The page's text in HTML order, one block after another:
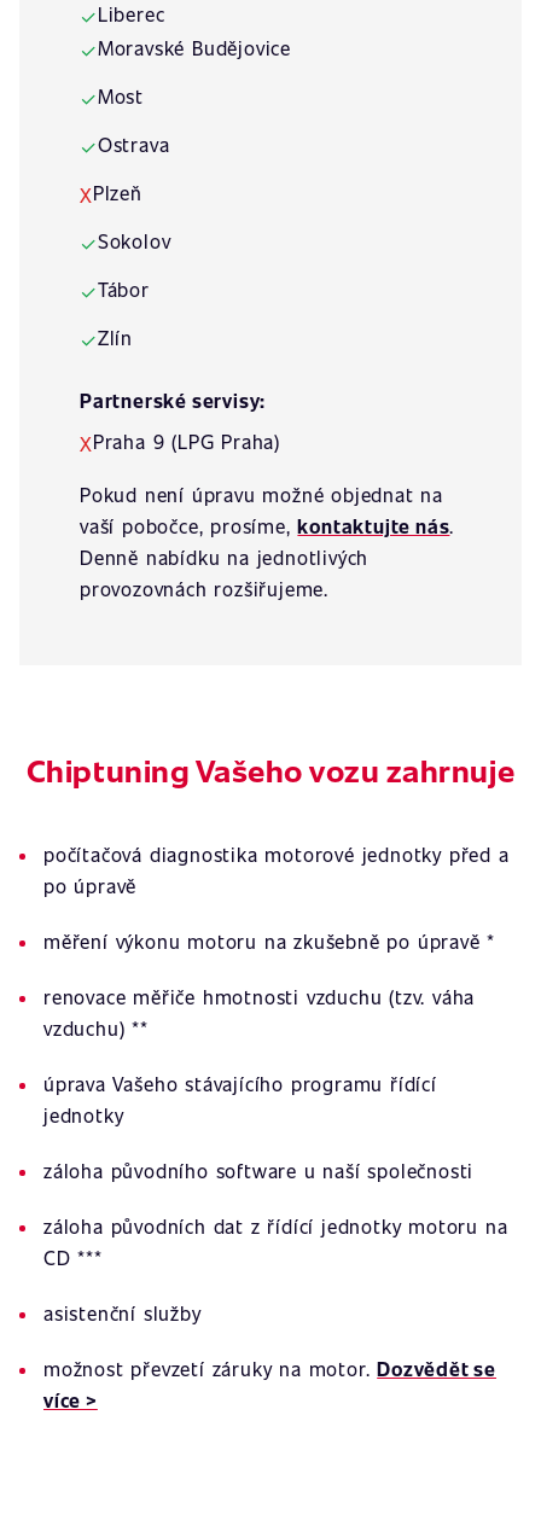
✓Liberec
✓Moravské Budějovice
✓Most
✓Ostrava
XPlzeň
✓Sokolov
✓Tábor
✓Zlín
Partnerské servisy:
XPraha 9 (LPG Praha)
Pokud není úpravu možné objednat na
vaší pobočce, prosíme,kontaktujte nás.
Denně nabídku na jednotlivých
provozovnách rozšiřujeme.
Chiptuning Vašeho vozu zahrnuje
počítačová diagnostika motorové jednotky před a
po úpravě
měření výkonu motoru na zkušebně po úpravě *
renovace měřiče hmotnosti vzduchu (tzv. váha
vzduchu) **
úprava Vašeho stávajícího programu řídící
jednotky
záloha původního software u naší společnosti
záloha původních dat z řídící jednotky motoru na
CD ***
asistenční služby
možnost převzetí záruky na motor.Dozvědět se
více >